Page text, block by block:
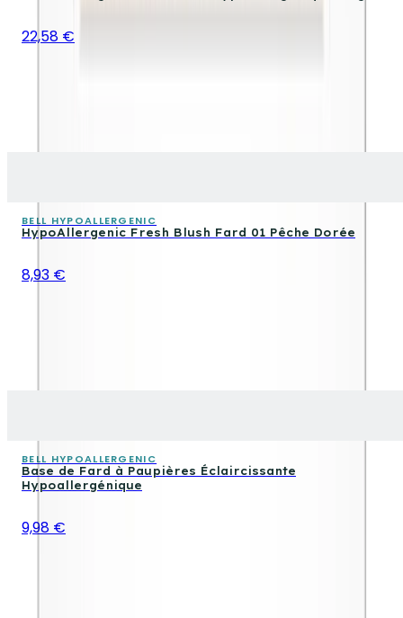
22,58 €
BELL HYPOALLERGENIC
HypoAllergenic Fresh Blush Fard 01 Pêche Dorée
8,93 €
BELL HYPOALLERGENIC
Base de Fard à Paupières Éclaircissante
Hypoallergénique
9,98 €